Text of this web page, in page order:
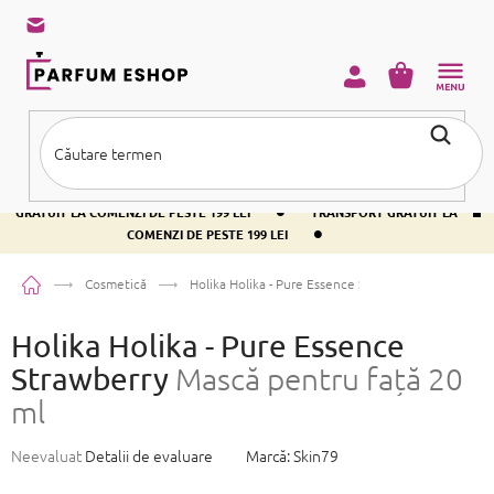
conținut
TRANSPORT GRATUIT LA COMENZI DE PESTE 199 LEI •
TRANSPORT
GRATUIT LA COMENZI DE PESTE 199 LEI
•
TRANSPORT GRATUIT LA
COMENZI DE PESTE 199 LEI
•
COŞ
Acasă Cosmetică Holika Holika - Pure Essence Strawberry
Holika Holika - Pure Essence
Strawberry Mască pentru față 20
ml
Evaluarea
Neevaluat Detalii de evaluare Marcă:Skin79